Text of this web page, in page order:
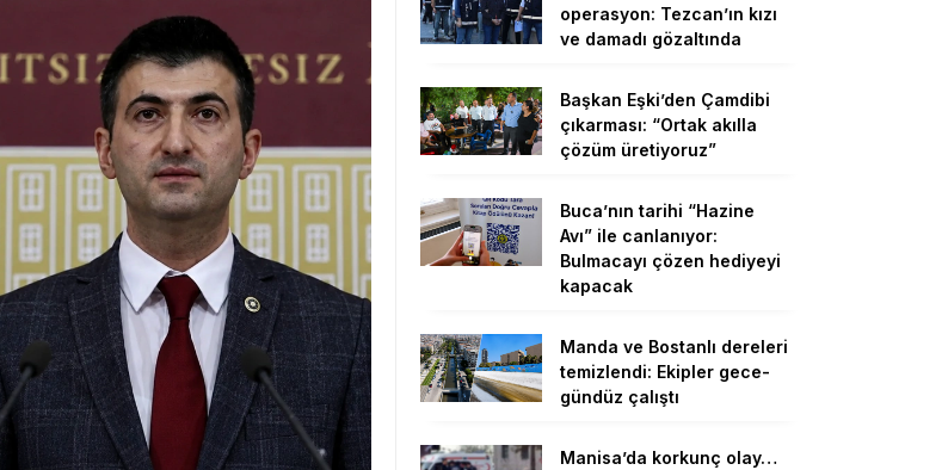
operasyon: Tezcan’ın kızı
ve damadı gözaltında
Başkan Eşki’den Çamdibi
çıkarması: “Ortak akılla
çözüm üretiyoruz”
Buca’nın tarihi “Hazine
Avı” ile canlanıyor:
Bulmacayı çözen hediyeyi
kapacak
Manda ve Bostanlı dereleri
temizlendi: Ekipler gece-
gündüz çalıştı
Manisa’da korkunç olay…